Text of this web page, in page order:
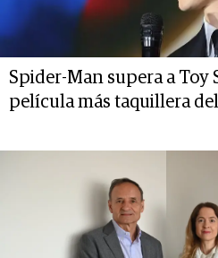
Spider-Man supera a Toy
película más taquillera